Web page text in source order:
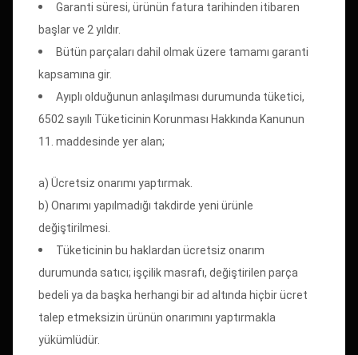
Garanti süresi, ürünün fatura tarihinden itibaren
başlar ve 2 yıldır.
Bütün parçaları dahil olmak üzere tamamı garanti
kapsamına gir.
Ayıplı olduğunun anlaşılması durumunda tüketici,
6502 sayılı Tüketicinin Korunması Hakkında Kanunun
11. maddesinde yer alan;
a) Ücretsiz onarımı yaptırmak.
b) Onarımı yapılmadığı takdirde yeni ürünle
değiştirilmesi.
Tüketicinin bu haklardan ücretsiz onarım
durumunda satıcı; işçilik masrafı, değiştirilen parça
bedeli ya da başka herhangi bir ad altında hiçbir ücret
talep etmeksizin ürünün onarımını yaptırmakla
yükümlüdür.